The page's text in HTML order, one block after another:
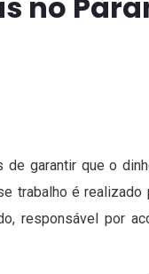
garantir que o
trabalho é realizado
responsável por